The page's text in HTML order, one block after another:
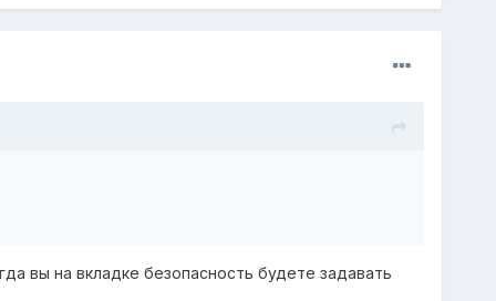
вы на вкладке безопасность будете задавать